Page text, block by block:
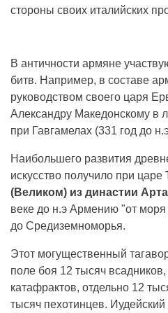
стороны своих италийских
В античности армяне
битв. Например, в составе
руководством своего царя
Александру Македонскому в
при Гавгамелах (331 год до
Наибольшего развития
искусство получило при царе
(Великом) из династии
веке до н.э Армению "от моря
до Средиземноморья.
Этот могущественный
поле боя 12 тысяч
катафрактов, отдельно 12
тысяч пехотинцев.